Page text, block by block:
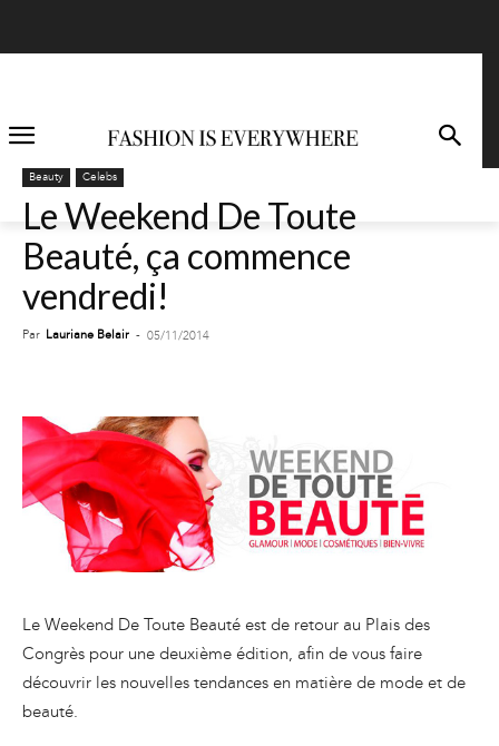
Beauty Celebs
Le Weekend De Toute
Beauté, ça commence
vendredi!
Par Lauriane Belair - 05/11/2014
Le Weekend De Toute Beauté est de retour au Plais des
Congrès pour une deuxième édition, afin de vous faire
découvrir les nouvelles tendances en matière de mode et de
beauté.